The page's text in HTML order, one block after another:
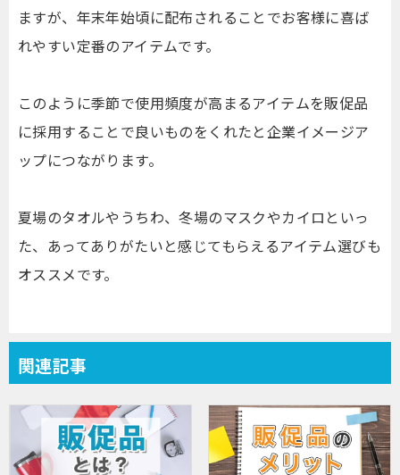
ますが、年末年始頃に配布されることでお客様に喜ば
れやすい定番のアイテムです。
このように季節で使用頻度が高まるアイテムを販促品
に採用することで良いものをくれたと企業イメージア
ップにつながります。
夏場のタオルやうちわ、冬場のマスクやカイロといっ
た、あってありがたいと感じてもらえるアイテム選びも
オススメです。
関連記事